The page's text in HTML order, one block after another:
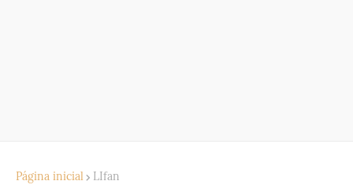
Página inicial LIfan